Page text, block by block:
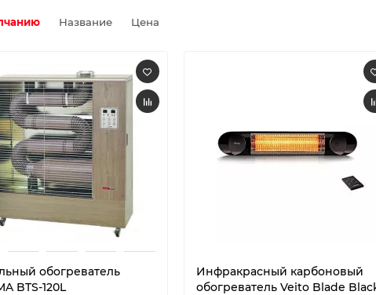
Название Цена
обогреватель
BTS-120L
Инфракрасный карбоновый
обогреватель Veito Blade